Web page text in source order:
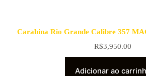
Carabina Rio Grande Calibre 357
R$3,950.00
Adicionar ao